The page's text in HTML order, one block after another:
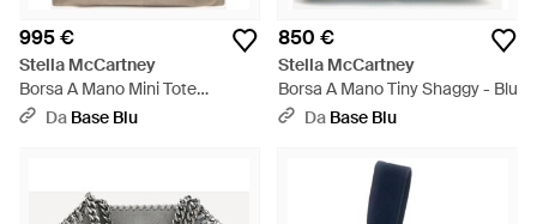
995 €
Stella McCartney
Borsa A Mano Mini Tote
Falabella - Neutro
Da Base Blu
850 €
Stella McCartney
Borsa A Mano Tiny Shaggy - Blu
Da Base Blu